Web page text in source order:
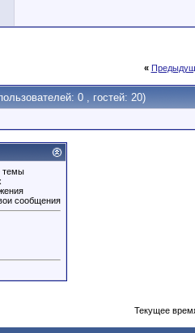
«
0 , гостей: 20)
темы
сообщения
Текущее